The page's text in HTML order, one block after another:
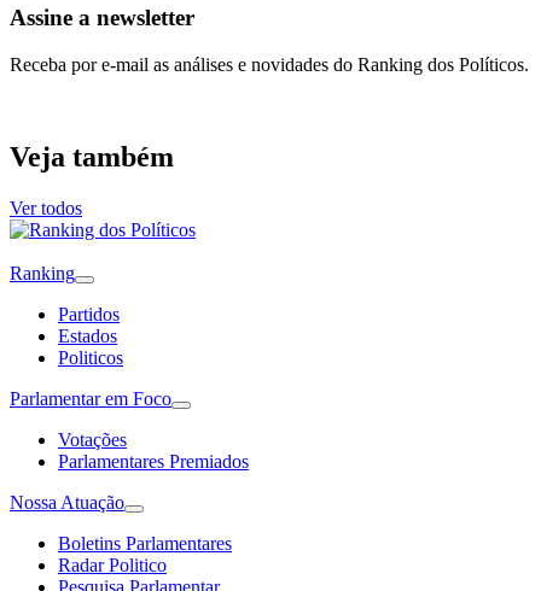
Assine a newsletter
Receba por e-mail as análises e novidades do Ranking dos Políticos.
Veja também
Ver todos
Ranking
Partidos
Estados
Politicos
Parlamentar em Foco
Votações
Parlamentares Premiados
Nossa Atuação
Boletins Parlamentares
Radar Politico
Pesquisa Parlamentar